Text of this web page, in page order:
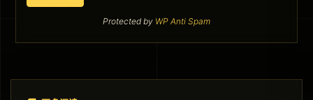
Protected by WP Anti Spam